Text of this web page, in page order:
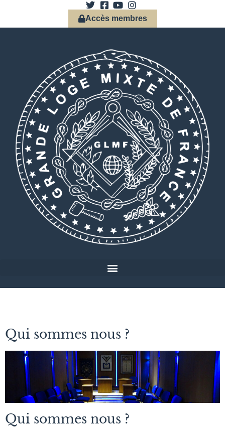
Accès membres
Qui sommes nous ?
Qui sommes nous ?